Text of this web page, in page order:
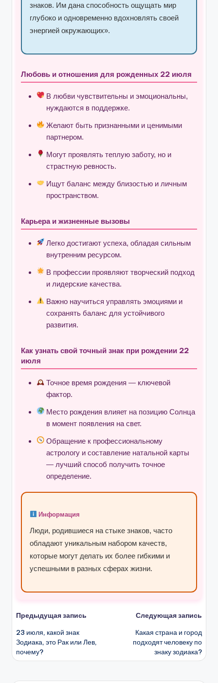
знаков. Им дана способность ощущать мир
глубоко и одновременно вдохновлять своей
энергией окружающих».
Любовь и отношения для рожденных 22 июля
В любви чувствительны и эмоциональны,
нуждаются в поддержке.
Желают быть признанными и ценимыми
партнером.
Могут проявлять теплую заботу, но и
страстную ревность.
Ищут баланс между близостью и личным
пространством.
Карьера и жизненные вызовы
Легко достигают успеха, обладая сильным
внутренним ресурсом.
В профессии проявляют творческий подход
и лидерские качества.
Важно научиться управлять эмоциями и
сохранять баланс для устойчивого
развития.
Как узнать свой точный знак при рождении 22
июля
Точное время рождения — ключевой
фактор.
Место рождения влияет на позицию Солнца
в момент появления на свет.
Обращение к профессиональному
астрологу и составление натальной карты
— лучший способ получить точное
определение.
Информация
Люди, родившиеся на стыке знаков, часто
обладают уникальным набором качеств,
которые могут делать их более гибкими и
успешными в разных сферах жизни.
Навигация
записи
Предыдущая запись
23 июля, какой знак
Зодиака, это Рак или Лев,
почему?
Следующая запись
Какая страна и город
подходят человеку по
знаку зодиака?